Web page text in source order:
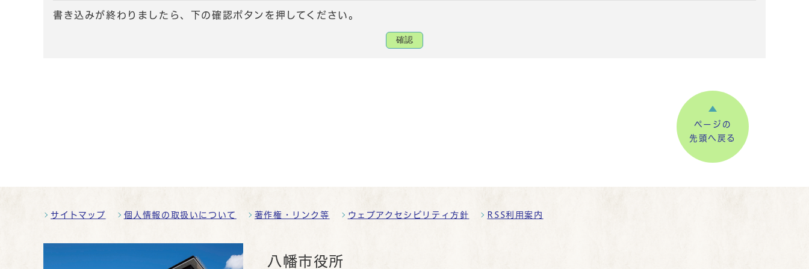
書き込みが終わりましたら、下の確認ボタンを押してください。
確認
ページの
先頭へ戻る
サイトマップ 個人情報の取扱いについて 著作権・リンク等 ウェブアクセシビリティ方針 RSS利用案内
八幡市役所